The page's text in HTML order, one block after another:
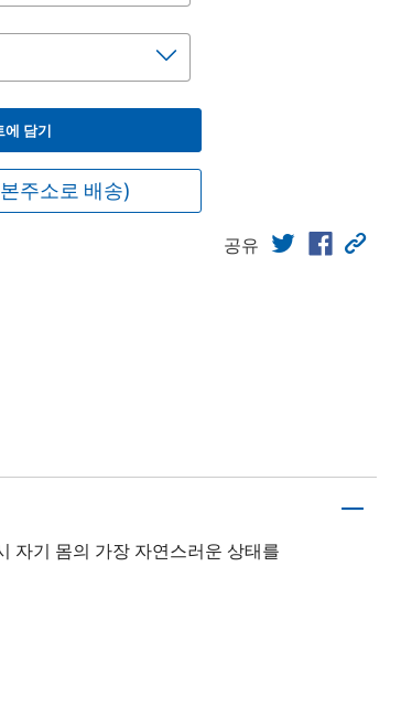
에 담기
주소로 배송)
공유
자기 몸의 가장 자연스러운 상태를